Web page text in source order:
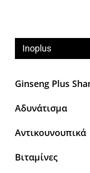
Inoplus
Ginseng Plus
Αδυνάτισμα
Αντικουνουπικά
Βιταμίνες